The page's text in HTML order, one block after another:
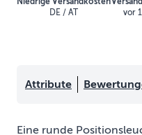
DE / AT
vor
Attribute
Eine runde